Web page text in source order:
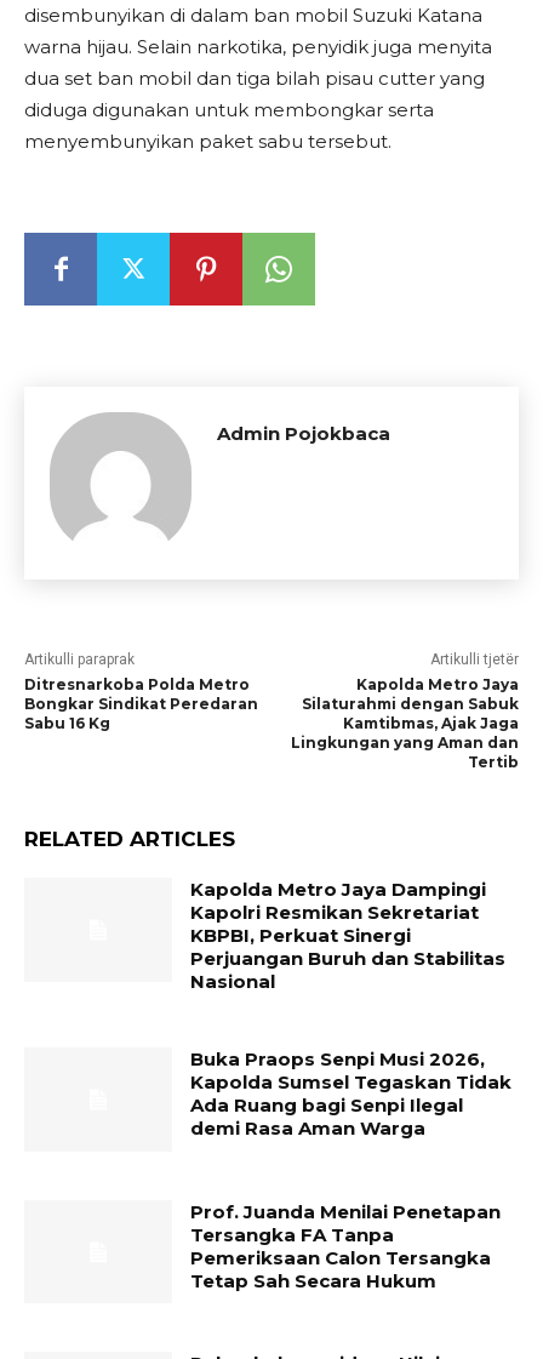
disembunyikan di dalam ban mobil Suzuki Katana
warna hijau. Selain narkotika, penyidik juga menyita
dua set ban mobil dan tiga bilah pisau cutter yang
diduga digunakan untuk membongkar serta
menyembunyikan paket sabu tersebut.
Admin Pojokbaca
Artikulli paraprak
Ditresnarkoba Polda Metro
Bongkar Sindikat Peredaran
Sabu 16 Kg
Artikulli tjetër
Kapolda Metro Jaya
Silaturahmi dengan Sabuk
Kamtibmas, Ajak Jaga
Lingkungan yang Aman dan
Tertib
RELATED ARTICLES
Kapolda Metro Jaya Dampingi
Kapolri Resmikan Sekretariat
KBPBI, Perkuat Sinergi
Perjuangan Buruh dan Stabilitas
Nasional
Buka Praops Senpi Musi 2026,
Kapolda Sumsel Tegaskan Tidak
Ada Ruang bagi Senpi Ilegal
demi Rasa Aman Warga
Prof. Juanda Menilai Penetapan
Tersangka FA Tanpa
Pemeriksaan Calon Tersangka
Tetap Sah Secara Hukum